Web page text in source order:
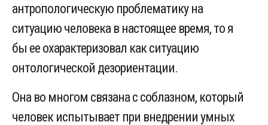
антропологическую проблематику на
ситуацию человека в настоящее время, то я
бы ее охарактеризовал как ситуацию
онтологической дезориентации.
Она во многом связана с соблазном, который
человек испытывает при внедрении умных